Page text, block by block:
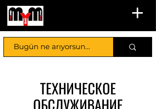
ТЕХНИЧЕСКОЕ
ОБСЛУЖИВАНИЕ